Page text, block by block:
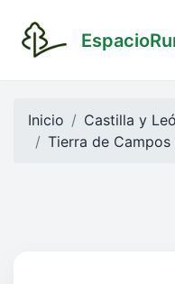
Inicio Castilla y
Tierra de Campos